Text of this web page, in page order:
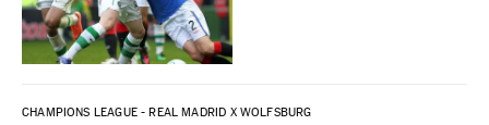
CHAMPIONS LEAGUE - REAL MADRID X WOLFSBURG